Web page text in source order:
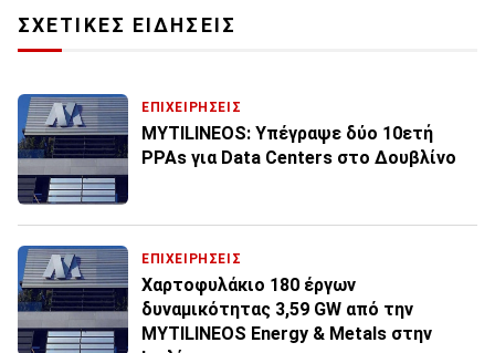
ΣΧΕΤΙΚΕΣ ΕΙΔΗΣΕΙΣ
ΕΠΙΧΕΙΡΗΣΕΙΣ
MYTILINEOS: Υπέγραψε δύο 10ετή
PPAs για Data Centers στο Δουβλίνο
ΕΠΙΧΕΙΡΗΣΕΙΣ
Χαρτοφυλάκιο 180 έργων
δυναμικότητας 3,59 GW από την
MYTILINEOS Energy & Metals στην